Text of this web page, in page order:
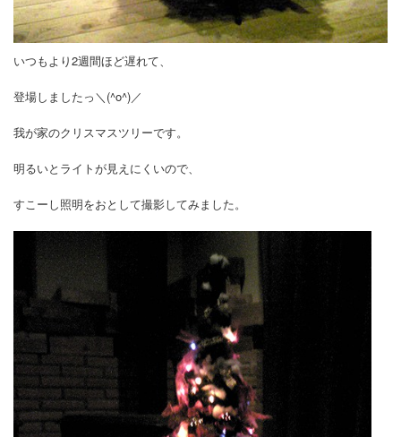
いつもより2週間ほど遅れて、
登場しましたっ＼(^o^)／
我が家のクリスマスツリーです。
明るいとライトが見えにくいので、
すこーし照明をおとして撮影してみました。